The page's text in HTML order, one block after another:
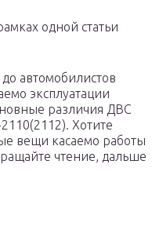
одной статьи
автомобилистов
эксплуатации
различия ДВС
Хотите
вещи касаемо работы
чтение, дальше